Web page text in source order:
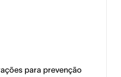
para prevenção